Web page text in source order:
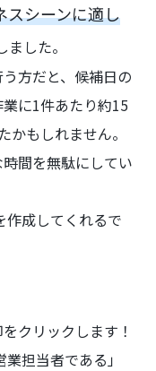
スシーンに適し
ました。
方だと、候補日の
に1件あたり約15
もしれません。
間を無駄にしてい
作成してくれるで
クリックします！
担当者である」